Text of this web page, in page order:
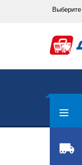
Выберите